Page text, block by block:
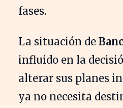
fases.
La situación de
influido en la
alterar sus planes
ya no necesita